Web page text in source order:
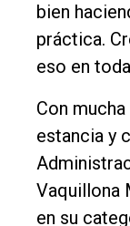
bien
práctica.
eso en
Con
estancia y
Vaquillona
en su